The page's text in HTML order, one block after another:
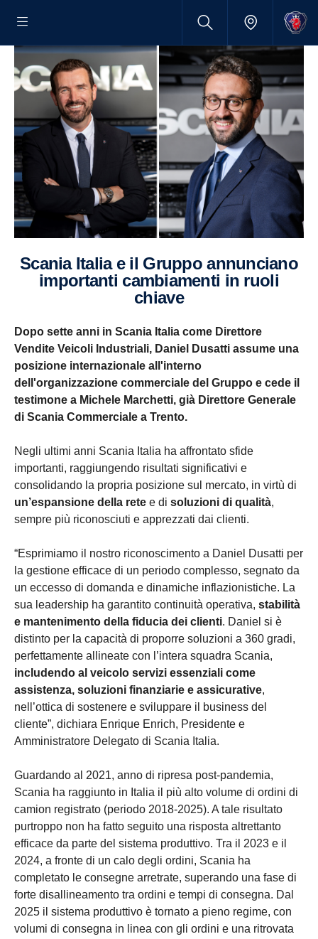
Scania Italia e il Gruppo annunciano
importanti cambiamenti in ruoli
chiave
Dopo sette anni in Scania Italia come Direttore
Vendite Veicoli Industriali, Daniel Dusatti assume una
posizione internazionale all'interno
dell'organizzazione commerciale del Gruppo e cede il
testimone a Michele Marchetti, già Direttore Generale
di Scania Commerciale a Trento.
Negli ultimi anni Scania Italia ha affrontato sfide
importanti, raggiungendo risultati significativi e
consolidando la propria posizione sul mercato, in virtù di
un’espansione della rete e di soluzioni di qualità,
sempre più riconosciuti e apprezzati dai clienti.
“Esprimiamo il nostro riconoscimento a Daniel Dusatti per
la gestione efficace di un periodo complesso, segnato da
un eccesso di domanda e dinamiche inflazionistiche. La
sua leadership ha garantito continuità operativa, stabilità
e mantenimento della fiducia dei clienti. Daniel si è
distinto per la capacità di proporre soluzioni a 360 gradi,
perfettamente allineate con l’intera squadra Scania,
includendo al veicolo servizi essenziali come
assistenza, soluzioni finanziarie e assicurative,
nell’ottica di sostenere e sviluppare il business del
cliente”, dichiara Enrique Enrich, Presidente e
Amministratore Delegato di Scania Italia.
Guardando al 2021, anno di ripresa post-pandemia,
Scania ha raggiunto in Italia il più alto volume di ordini di
camion registrato (periodo 2018-2025). A tale risultato
purtroppo non ha fatto seguito una risposta altrettanto
efficace da parte del sistema produttivo. Tra il 2023 e il
2024, a fronte di un calo degli ordini, Scania ha
completato le consegne arretrate, superando una fase di
forte disallineamento tra ordini e tempi di consegna. Dal
2025 il sistema produttivo è tornato a pieno regime, con
volumi di consegna in linea con gli ordini e una ritrovata